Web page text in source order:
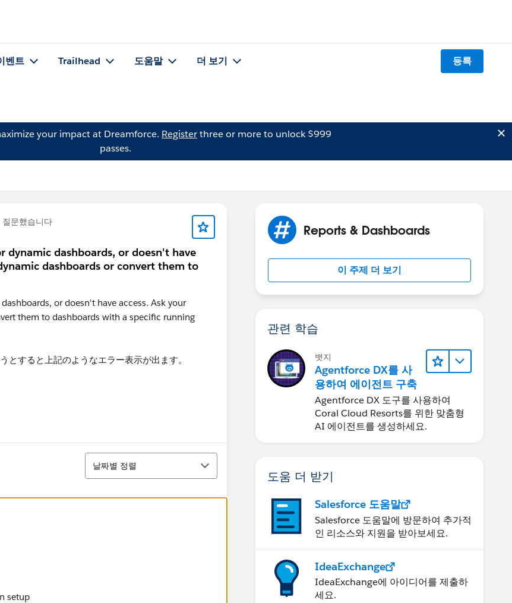
벤트 Trailhead 도움말 더 보기 등록
your impact at Dreamforce. Registerthree or more to unlock $999
passes.
질문했습니다
dynamic dashboards, or doesn't have
dashboards or convert them to
or doesn't have access. Ask your
them to dashboards with a specific running
すると上記のようなエラー表示が出ます。
정렬
날짜별 정렬
setup
Reports & Dashboards
이 주제 더 보기
관련 학습
뱃지
Agentforce DX를 사
용하여 에이전트 구축
Agentforce DX 도구를 사용하여
Coral Cloud Resorts를 위한 맞춤형
AI 에이전트를 생성하세요.
도움 더 받기
Salesforce 도움말
Salesforce 도움말에 방문하여 추가적
인 리소스와 지원을 받아보세요.
IdeaExchange
IdeaExchange에 아이디어를 제출하
세요.